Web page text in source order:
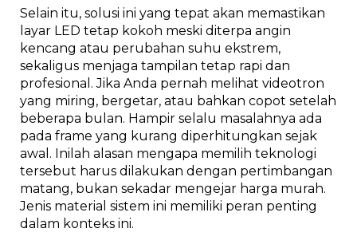
Selain itu, solusi ini yang tepat akan memastikan
layar LED tetap kokoh meski diterpa angin
kencang atau perubahan suhu ekstrem,
sekaligus menjaga tampilan tetap rapi dan
profesional. Jika Anda pernah melihat videotron
yang miring, bergetar, atau bahkan copot setelah
beberapa bulan. Hampir selalu masalahnya ada
pada frame yang kurang diperhitungkan sejak
awal. Inilah alasan mengapa memilih teknologi
tersebut harus dilakukan dengan pertimbangan
matang, bukan sekadar mengejar harga murah.
Jenis material sistem ini memiliki peran penting
dalam konteks ini.